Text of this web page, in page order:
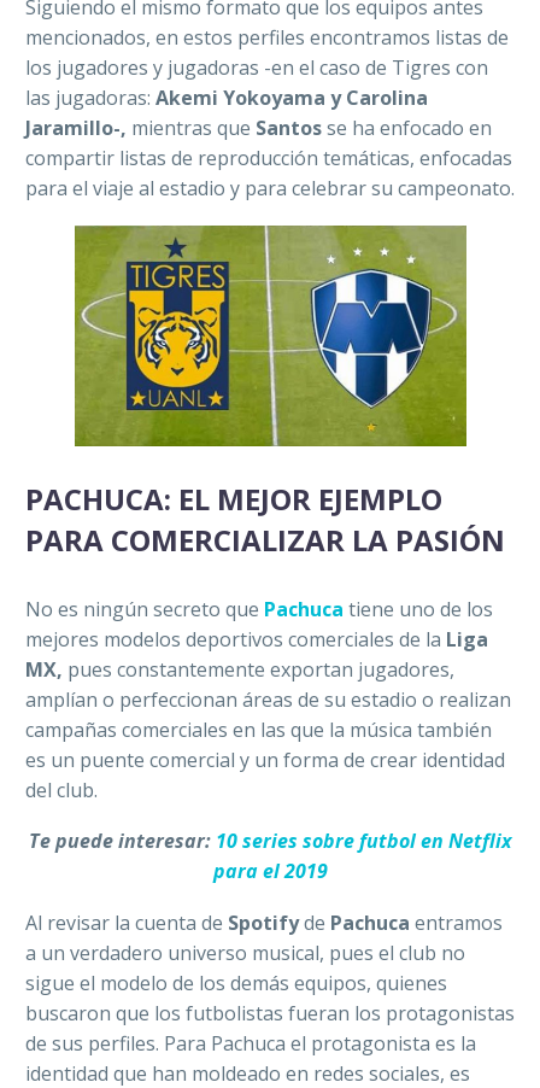
Siguiendo el mismo formato que los equipos antes
mencionados, en estos perfiles encontramos listas de
los jugadores y jugadoras -en el caso de Tigres con
las jugadoras: Akemi Yokoyama y Carolina
Jaramillo-, mientras que Santosse ha enfocado en
compartir listas de reproducción temáticas, enfocadas
para el viaje al estadio y para celebrar su campeonato.
PACHUCA: EL MEJOR EJEMPLO
PARA COMERCIALIZAR LA PASIÓN
No es ningún secreto que Pachuca tiene uno de los
mejores modelos deportivos comerciales de la Liga
MX, pues constantemente exportan jugadores,
amplían o perfeccionan áreas de su estadio o realizan
campañas comerciales en las que la música también
es un puente comercial y un forma de crear identidad
del club.
Te puede interesar: 10 series sobre futbol en Netflix
para el 2019
Al revisar la cuenta de Spotifyde Pachuca entramos
a un verdadero universo musical, pues el club no
sigue el modelo de los demás equipos, quienes
buscaron que los futbolistas fueran los protagonistas
de sus perfiles. Para Pachuca el protagonista es la
identidad que han moldeado en redes sociales, es